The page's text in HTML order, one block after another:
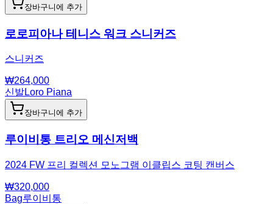
장바구니에 추가
로로피아나 테니스 워크 스니커즈
스니커즈
₩264,000
신발Loro Piana
장바구니에 추가
루이비통 트리오 메신저백
2024 FW 프리 컬렉션 모노그램 이클립스 코팅 캔버스
₩320,000
Bag루이비통